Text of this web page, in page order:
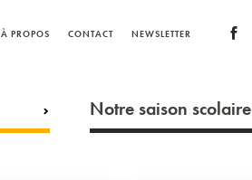
À PROPOS CONTACT NEWSLETTER
Notre saison scolaire